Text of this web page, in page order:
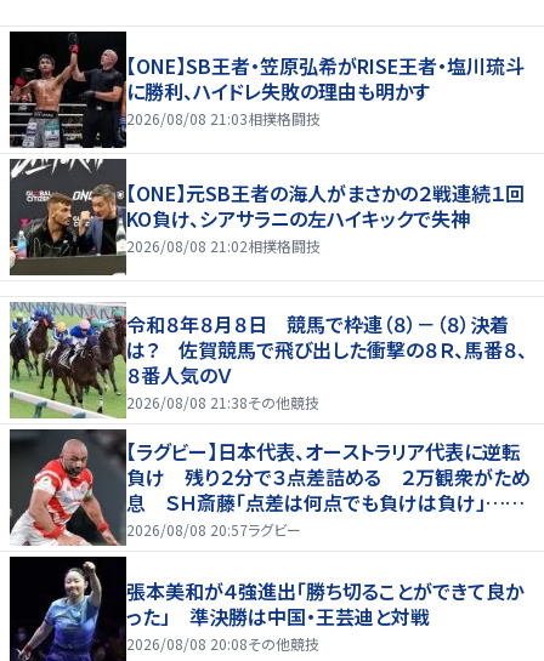
【ONE】SB王者・笠原弘希がRISE王者・塩川琉斗
に勝利、ハイドレ失敗の理由も明かす
2026/08/08 21:03相撲格闘技
【ONE】元SB王者の海人がまさかの２戦連続１回
KO負け、シアサラニの左ハイキックで失神
2026/08/08 21:02相撲格闘技
令和８年８月８日 競馬で枠連（８）－（８）決着
は？ 佐賀競馬で飛び出した衝撃の８Ｒ、馬番８、
８番人気のＶ
2026/08/08 21:38その他競技
【ラグビー】日本代表、オーストラリア代表に逆転
負け 残り２分で３点差詰める ２万観衆がため
息 ＳＨ斎藤「点差は何点でも負けは負け」…前
半にＳＯ伊藤龍が先制トライ、３２ー３５で惜敗
2026/08/08 20:57ラグビー
張本美和が４強進出「勝ち切ることができて良か
った」 準決勝は中国・王芸迪と対戦
2026/08/08 20:08その他競技